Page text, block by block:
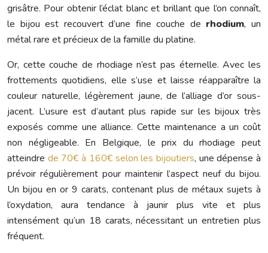
grisâtre. Pour obtenir l’éclat blanc et brillant que l’on connaît,
le bijou est recouvert d’une fine couche de rhodium, un
métal rare et précieux de la famille du platine.
Or, cette couche de rhodiage n’est pas éternelle. Avec les
frottements quotidiens, elle s’use et laisse réapparaître la
couleur naturelle, légèrement jaune, de l’alliage d’or sous-
jacent. L’usure est d’autant plus rapide sur les bijoux très
exposés comme une alliance. Cette maintenance a un coût
non négligeable. En Belgique, le prix du rhodiage peut
atteindre de 70€ à 160€ selon les bijoutiers, une dépense à
prévoir régulièrement pour maintenir l’aspect neuf du bijou.
Un bijou en or 9 carats, contenant plus de métaux sujets à
l’oxydation, aura tendance à jaunir plus vite et plus
intensément qu’un 18 carats, nécessitant un entretien plus
fréquent.